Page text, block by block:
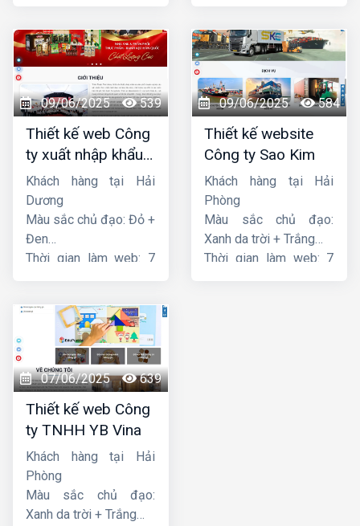
09/06/2025 539
Thiết kế web Công
ty xuất nhập khẩu
Thiên Thuận Phát
Khách hàng tại Hải
Dương
Màu sắc chủ đạo: Đỏ +
Đen
Thời gian làm web: 7
09/06/2025 584
Thiết kế website
Công ty Sao Kim
Khách hàng tại Hải
Phòng
Màu sắc chủ đạo:
Xanh da trời + Trắng
Thời gian làm web: 7
07/06/2025 639
Thiết kế web Công
ty TNHH YB Vina
Khách hàng tại Hải
Phòng
Màu sắc chủ đạo:
Xanh da trời + Trắng